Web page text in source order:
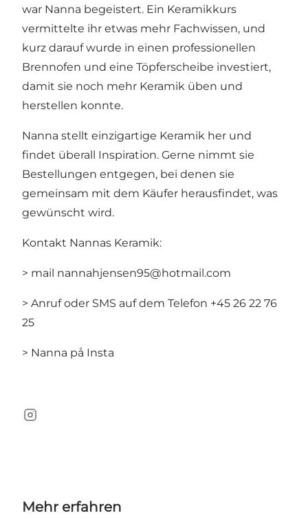
war Nanna begeistert. Ein Keramikkurs
vermittelte ihr etwas mehr Fachwissen, und
kurz darauf wurde in einen professionellen
Brennofen und eine Töpferscheibe investiert,
damit sie noch mehr Keramik üben und
herstellen konnte.
Nanna stellt einzigartige Keramik her und
findet überall Inspiration. Gerne nimmt sie
Bestellungen entgegen, bei denen sie
gemeinsam mit dem Käufer herausfindet, was
gewünscht wird.
Kontakt Nannas Keramik:
> mail nannahjensen95@hotmail.com
> Anruf oder SMS auf dem Telefon +45 26 22 76
25
> Nanna på Insta
Instagram
Mehr erfahren